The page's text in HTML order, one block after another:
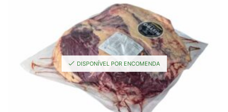
DISPONÍVEL POR ENCOMENDA